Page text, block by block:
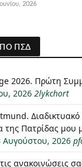
2026
ΠΣΔ
2026. Πρώτη
2026 2lykchort
της Πατρίδας μου
Αυγούστου, 2026
ανακοινώσεις